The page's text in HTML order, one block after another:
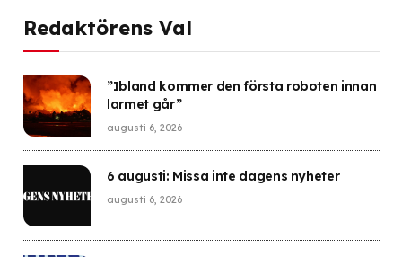
Redaktörens Val
”Ibland kommer den första roboten innan
larmet går”
augusti 6, 2026
6 augusti: Missa inte dagens nyheter
augusti 6, 2026